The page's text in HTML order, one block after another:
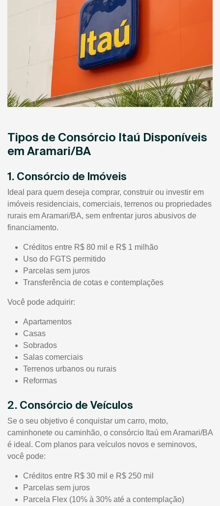
Tipos de Consórcio Itaú Disponíveis
em Aramari/BA
1. Consórcio de Imóveis
Ideal para quem deseja comprar, construir ou investir em
imóveis residenciais, comerciais, terrenos ou propriedades
rurais em Aramari/BA, sem enfrentar juros abusivos de
financiamento.
Créditos entre R$ 80 mil e R$ 1 milhão
Uso do FGTS permitido
Parcelas sem juros
Transferência de cotas e contemplações
Você pode adquirir:
Apartamentos
Casas
Sobrados
Salas comerciais
Terrenos urbanos ou rurais
Reformas
2. Consórcio de Veículos
Se o seu objetivo é conquistar um carro, moto,
caminhonete ou caminhão, o consórcio Itaú em Aramari/BA
é ideal. Com planos para veículos novos e seminovos,
você pode:
Créditos entre R$ 30 mil e R$ 250 mil
Parcelas sem juros
Parcela Flex (10% à 30% até a contemplação)